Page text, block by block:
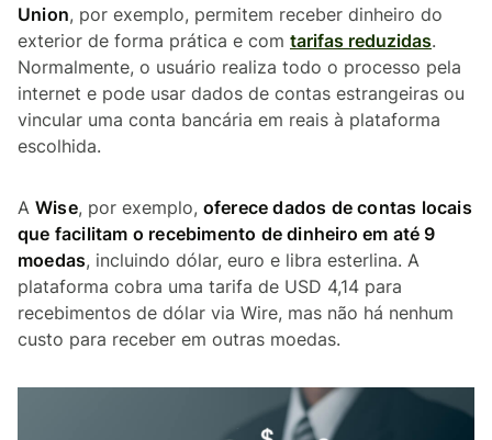
Union, por exemplo, permitem receber dinheiro do
exterior de forma prática e com tarifas reduzidas.
Normalmente, o usuário realiza todo o processo pela
internet e pode usar dados de contas estrangeiras ou
vincular uma conta bancária em reais à plataforma
escolhida.
A Wise, por exemplo, oferece dados de contas locais
que facilitam o recebimento de dinheiro em até 9
moedas, incluindo dólar, euro e libra esterlina. A
plataforma cobra uma tarifa de USD 4,14 para
recebimentos de dólar via Wire, mas não há nenhum
custo para receber em outras moedas.